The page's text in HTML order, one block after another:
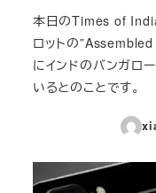
本日のTimes of
ロットの
にインドのバンガロ
いるとのことです。